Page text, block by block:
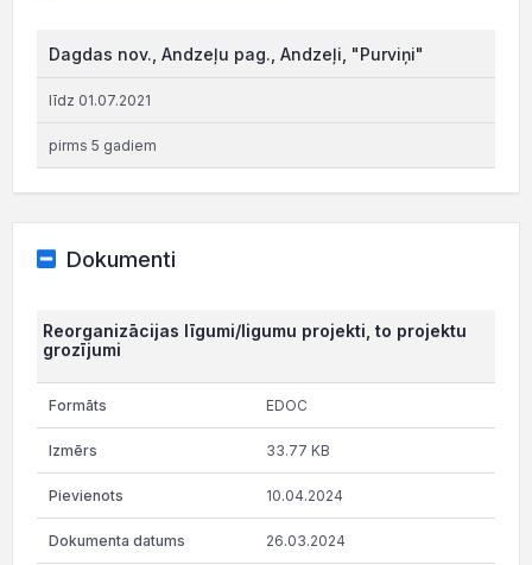
Dagdas nov., Andzeļu pag., Andzeļi, "Purviņi"
līdz 01.07.2021
pirms 5 gadiem
Dokumenti
Reorganizācijas līgumi/ligumu projekti, to projektu
grozījumi
EDOC
33.77 KB
10.04.2024
26.03.2024